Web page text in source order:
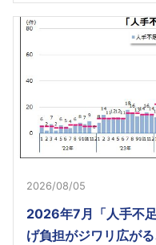
2026/08/05
2026年7月「人手不
げ負担がジワリ広が